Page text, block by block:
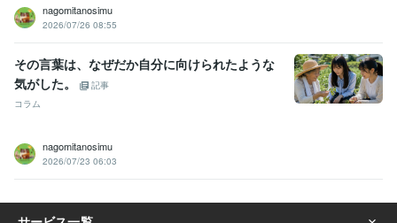
nagomitanosimu
2026/07/26 08:55
その言葉は、なぜだか自分に向けられたような
気がした。
記事
コラム
nagomitanosimu
2026/07/23 06:03